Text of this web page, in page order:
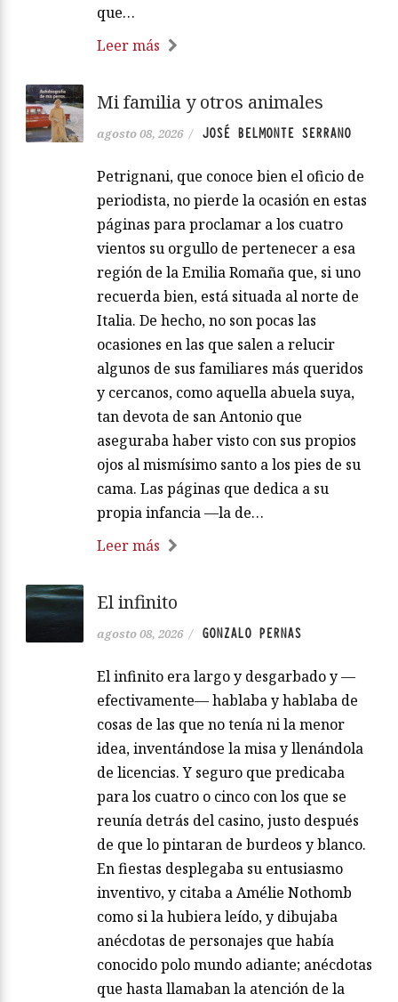
que…
Leer más
Mi familia y otros animales
agosto 08, 2026 / JOSÉ BELMONTE SERRANO
Petrignani, que conoce bien el oficio de
periodista, no pierde la ocasión en estas
páginas para proclamar a los cuatro
vientos su orgullo de pertenecer a esa
región de la Emilia Romaña que, si uno
recuerda bien, está situada al norte de
Italia. De hecho, no son pocas las
ocasiones en las que salen a relucir
algunos de sus familiares más queridos
y cercanos, como aquella abuela suya,
tan devota de san Antonio que
aseguraba haber visto con sus propios
ojos al mismísimo santo a los pies de su
cama. Las páginas que dedica a su
propia infancia —la de…
Leer más
El infinito
agosto 08, 2026 / GONZALO PERNAS
El infinito era largo y desgarbado y —
efectivamente— hablaba y hablaba de
cosas de las que no tenía ni la menor
idea, inventándose la misa y llenándola
de licencias. Y seguro que predicaba
para los cuatro o cinco con los que se
reunía detrás del casino, justo después
de que lo pintaran de burdeos y blanco.
En fiestas desplegaba su entusiasmo
inventivo, y citaba a Amélie Nothomb
como si la hubiera leído, y dibujaba
anécdotas de personajes que había
conocido polo mundo adiante; anécdotas
que hasta llamaban la atención de la